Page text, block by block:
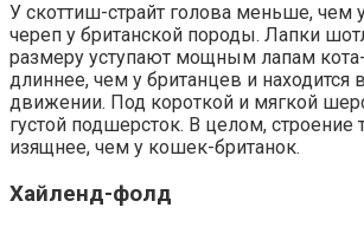
У скоттиш-страйт голова меньше, чем
череп у британской породы. Лапки
размеру уступают мощным лапам
длиннее, чем у британцев и находится
движении. Под короткой и мягкой
густой подшерсток. В целом, строение
изящнее, чем у кошек-британок.
Хайленд-фолд